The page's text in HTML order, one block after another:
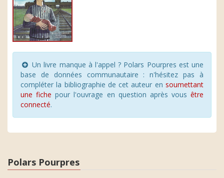
Un livre manque à l'appel ? Polars Pourpres est une
base de données communautaire : n'hésitez pas à
compléter la bibliographie de cet auteur en soumettant
une fiche pour l'ouvrage en question après vous être
connecté.
Polars Pourpres